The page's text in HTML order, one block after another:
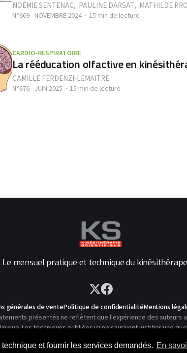
et fournir les services demandés. En
NOÉMIE SENTENAC, PAULINE DARSAT, MATHILDE
N°669 - NOVEMBRE 2024 15 min de lecture
CARDIO-RESPIRATOIRE
La rééducation olfactive en
CAMILLE FERDENZI-LEMAITRE
N°676 - JUIN 2025 15 min de lecture
Le mensuel pratique et technique du
générales de ventePolitique de confidentialitéMentions
présentés ne reflètent que l'expérience des
Les techniques publiées ici ne sauraient justifier une